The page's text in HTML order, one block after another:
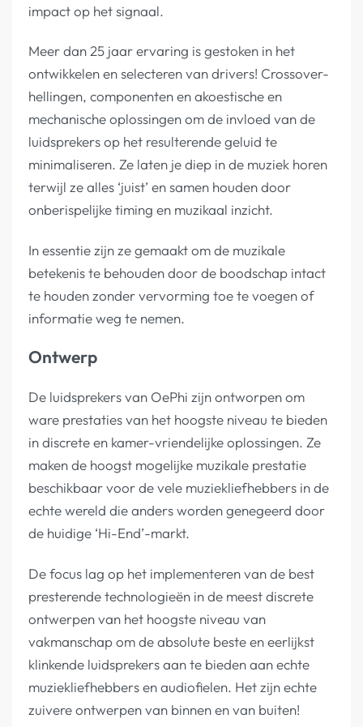
impact op het signaal.
Meer dan 25 jaar ervaring is gestoken in het
ontwikkelen en selecteren van drivers! Crossover-
hellingen, componenten en akoestische en
mechanische oplossingen om de invloed van de
luidsprekers op het resulterende geluid te
minimaliseren. Ze laten je diep in de muziek horen
terwijl ze alles ‘juist’ en samen houden door
onberispelijke timing en muzikaal inzicht.
In essentie zijn ze gemaakt om de muzikale
betekenis te behouden door de boodschap intact
te houden zonder vervorming toe te voegen of
informatie weg te nemen.
Ontwerp
De luidsprekers van OePhi zijn ontworpen om
ware prestaties van het hoogste niveau te bieden
in discrete en kamer-vriendelijke oplossingen. Ze
maken de hoogst mogelijke muzikale prestatie
beschikbaar voor de vele muziekliefhebbers in de
echte wereld die anders worden genegeerd door
de huidige ‘Hi-End’-markt.
De focus lag op het implementeren van de best
presterende technologieën in de meest discrete
ontwerpen van het hoogste niveau van
vakmanschap om de absolute beste en eerlijkst
klinkende luidsprekers aan te bieden aan echte
muziekliefhebbers en audiofielen. Het zijn echte
zuivere ontwerpen van binnen en van buiten!